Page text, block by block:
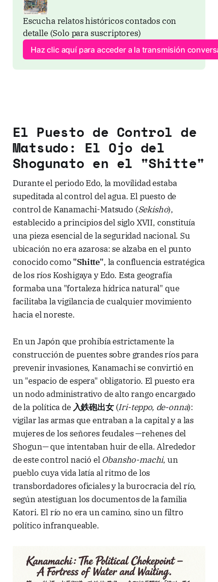
Escucha relatos históricos contados con
detalle (Solo para suscriptores)
Haz clic aquí para acceder a la transmisión
El Puesto de Control de
Matsudo: El Ojo del
Shogunato en el "Shitte"
Durante el periodo Edo, la movilidad estaba
supeditada al control del agua. El puesto de
control de Kanamachi-Matsudo (Sekisho),
establecido a principios del siglo XVII, constituía
una pieza esencial de la seguridad nacional. Su
ubicación no era azarosa: se alzaba en el punto
conocido como "Shitte", la confluencia estratégica
de los ríos Koshigaya y Edo. Esta geografía
formaba una "fortaleza hídrica natural" que
facilitaba la vigilancia de cualquier movimiento
hacia el noreste.
En un Japón que prohibía estrictamente la
construcción de puentes sobre grandes ríos para
prevenir invasiones, Kanamachi se convirtió en
un "espacio de espera" obligatorio. El puesto era
un nodo administrativo de alto rango encargado
de la política de 入鉄砲出女(Iri-teppo, de-onna):
vigilar las armas que entraban a la capital y a las
mujeres de los señores feudales —rehenes del
Shogun— que intentaban huir de ella. Alrededor
de este control nació el Obansho-machi, un
pueblo cuya vida latía al ritmo de los
transbordadores oficiales y la burocracia del río,
según atestiguan los documentos de la familia
Katori. El río no era un camino, sino un filtro
político infranqueable.